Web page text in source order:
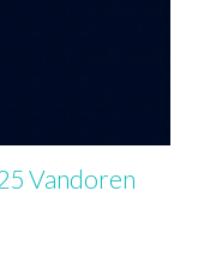
Vandoren